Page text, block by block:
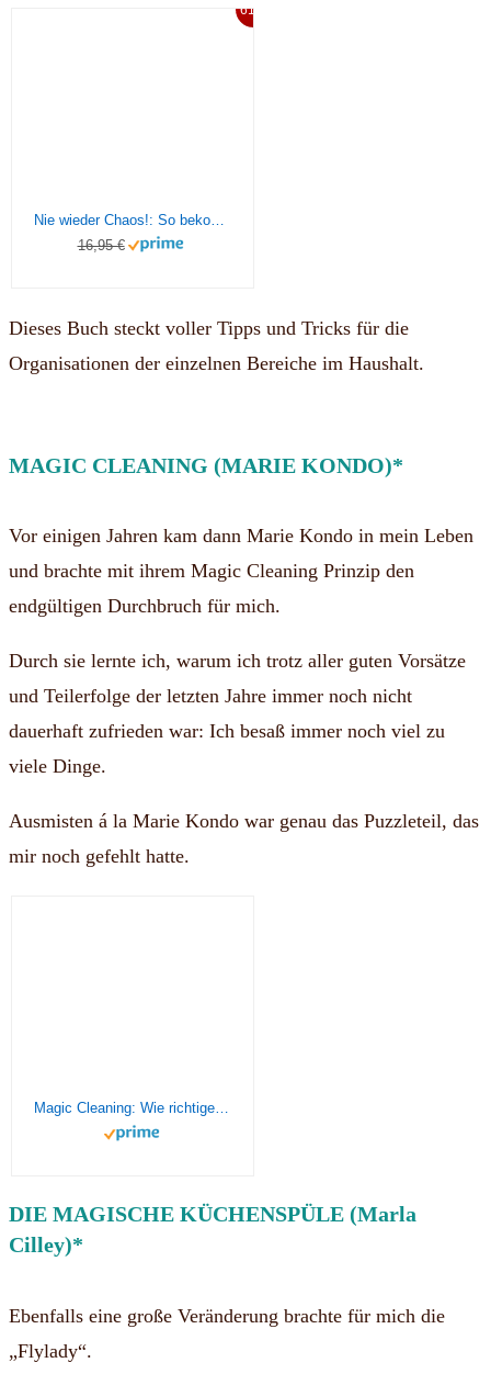
61%
Nie wieder Chaos!: So bekommen Sie Ihren Haushalt in den Griff
16,95 €
Dieses Buch steckt voller Tipps und Tricks für die
Organisationen der einzelnen Bereiche im Haushalt.
MAGIC CLEANING (MARIE KONDO)*
Vor einigen Jahren kam dann Marie Kondo in mein Leben
und brachte mit ihrem Magic Cleaning Prinzip den
endgültigen Durchbruch für mich.
Durch sie lernte ich, warum ich trotz aller guten Vorsätze
und Teilerfolge der letzten Jahre immer noch nicht
dauerhaft zufrieden war: Ich besaß immer noch viel zu
viele Dinge.
Ausmisten á la Marie Kondo war genau das Puzzleteil, das
mir noch gefehlt hatte.
Magic Cleaning: Wie richtiges Aufräumen Ihr Leben verändert
DIE MAGISCHE KÜCHENSPÜLE (Marla
Cilley)*
Ebenfalls eine große Veränderung brachte für mich die
„Flylady“.